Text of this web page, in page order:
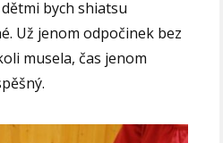
bych shiatsu
Už jenom odpočinek bez
musela, čas jenom